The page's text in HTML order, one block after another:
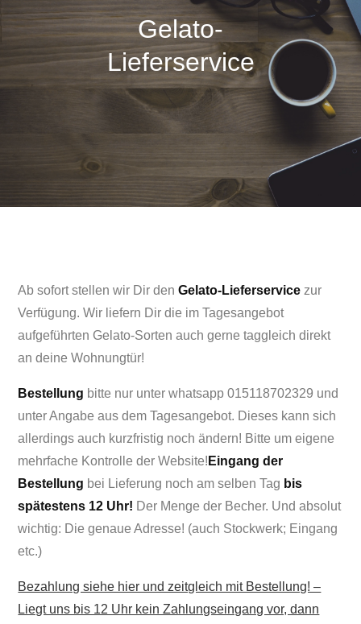
Gelato-
Lieferservice
Ab sofort stellen wir Dir denGelato-Lieferservice zur
Verfügung. Wir liefern Dir die im Tagesangebot
aufgeführten Gelato-Sorten auch gerne taggleich direkt
an deine Wohnungtür!
Bestellung bitte nur unter whatsapp 015118702329 und
unter Angabe aus dem Tagesangebot. Dieses kann sich
allerdings auch kurzfristig noch ändern! Bitte um eigene
mehrfache Kontrolle der Website! Eingang der
Bestellung bei Lieferung noch am selben Tag bis
spätestens 12 Uhr! Der Menge der Becher. Und absolut
wichtig: Die genaue Adresse! (auch Stockwerk; Eingang
etc.)
Bezahlung siehe hier und zeitgleich mit Bestellung! –
Liegt uns bis 12 Uhr kein Zahlungseingang vor, dann